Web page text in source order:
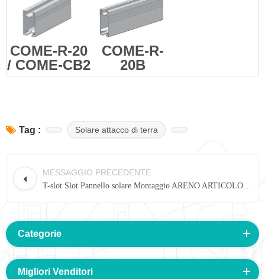
COME-R-20
/ COME-CB2
COME-R-
20B
Tag : Solare attacco di terra
MESSAGGIO PRECEDENTE
Categorie
Migliori Venditori